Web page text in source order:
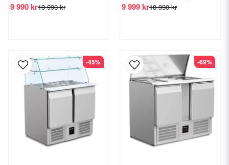
19 990 kr
9 990 kr 18 990 kr
9 999 kr
-45% -69%